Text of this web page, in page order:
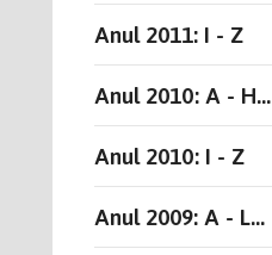
Anul 2011: I - Z
Anul 2010: A - H...
Anul 2010: I - Z
Anul 2009: A - L...